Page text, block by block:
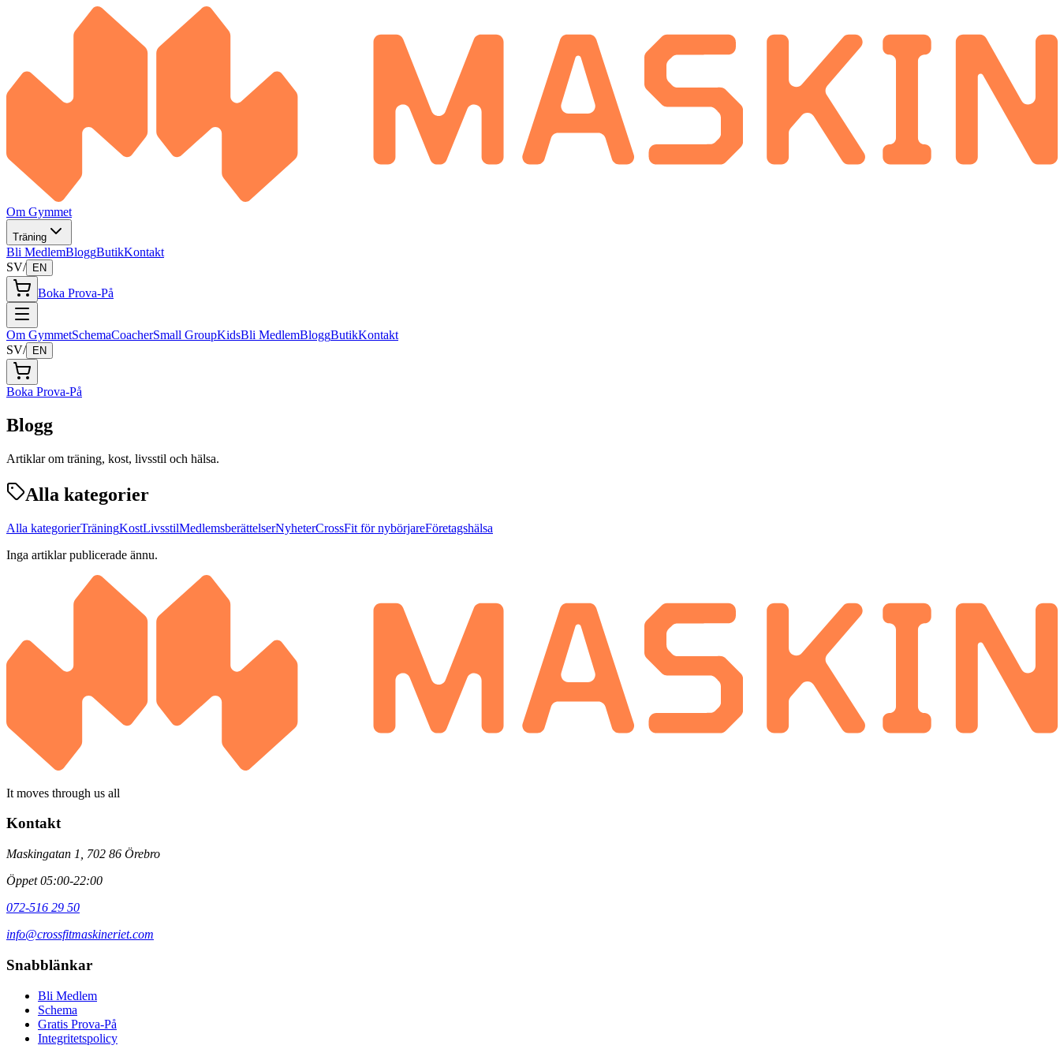
Om Gymmet
Träning
Bli MedlemBloggButikKontakt
SV/ EN
Boka Prova-På
Om GymmetSchemaCoacherSmall GroupKidsBli MedlemBloggButikKontakt
SV/ EN
Boka Prova-På
Blogg
Artiklar om träning, kost, livsstil och hälsa.
Alla kategorier
Alla kategorierTräningKostLivsstilMedlemsberättelserNyheterCrossFit för nybörjareFöretagshälsa
Inga artiklar publicerade ännu.
It moves through us all
Kontakt
Maskingatan 1, 702 86 Örebro
Öppet 05:00-22:00
072-516 29 50
info@crossfitmaskineriet.com
Snabblänkar
Bli Medlem
Schema
Gratis Prova-På
Integritetspolicy